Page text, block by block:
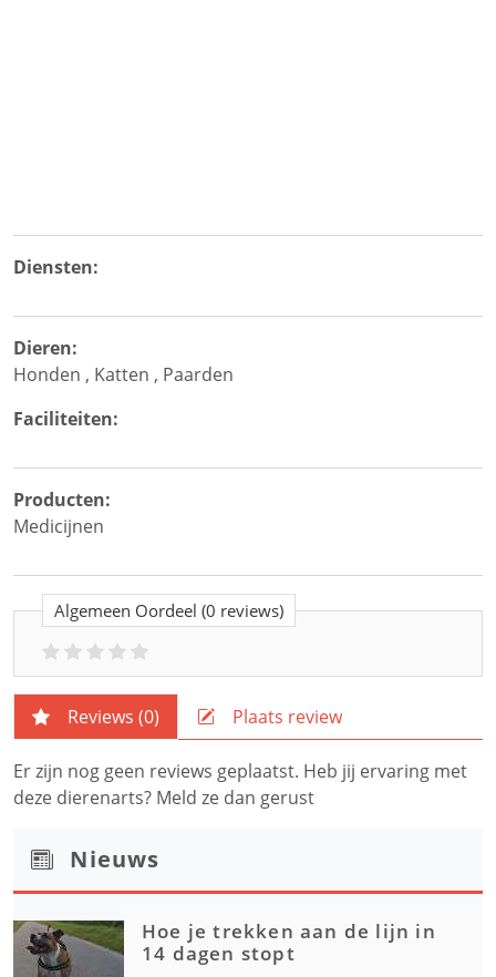
Diensten:
Dieren:
Honden , Katten , Paarden
Faciliteiten:
Producten:
Medicijnen
Algemeen Oordeel (0 reviews)
Reviews (0) Plaats review
Er zijn nog geen reviews geplaatst. Heb jij ervaring met
deze dierenarts? Meld ze dan gerust
Nieuws
Hoe je trekken aan de lijn in
14 dagen stopt